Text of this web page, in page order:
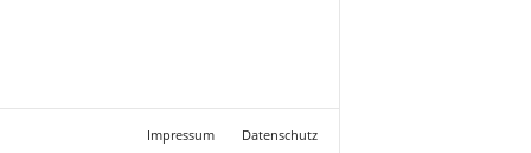
Impressum Datenschutz